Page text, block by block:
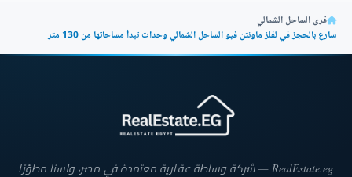
قرى الساحل الشمالي—
سارع بالحجز في لفلز ماونتن فيو الساحل الشمالي وحدات تبدأ مساحاتها من 130 متر
RealEstate.eg — شركة وساطة عقارية معتمدة في مصر، ولسنا مطوّرًا